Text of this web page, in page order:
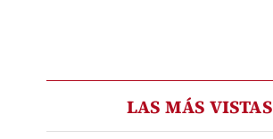
LAS MÁS VISTAS